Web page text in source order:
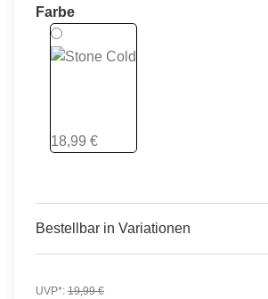
Farbe
Stone Cold
18,99 €
Bestellbar in Variationen
UVP*: 19,99 €